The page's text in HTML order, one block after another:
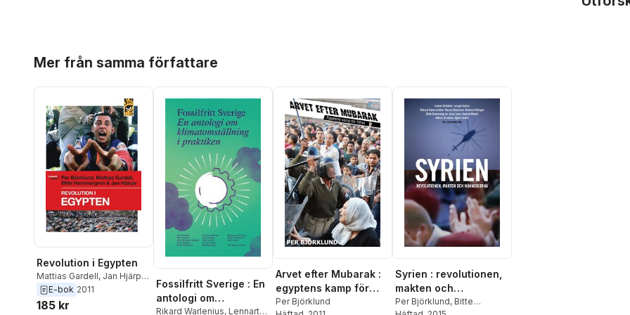
Mer från samma författare
Revolution i Egypten
Mattias Gardell, Jan Hjärpe ,
Per Björklund,
Hammargren
E-bok 2011
185 kr
Fossilfritt Sverige : En
antologi om
klimatomställning i
Rikard Warlenius, Lennart
Arvet efter Mubarak :
egyptens kamp för
frihet
Per Björklund
Syrien : revolutionen,
makten och
människorna
Per Björklund, Bitte